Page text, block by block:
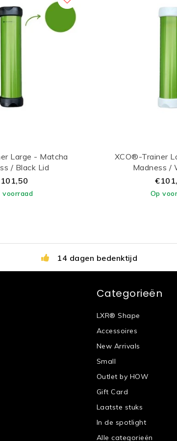
Large - Matcha
/ Black Lid
voorraad
XCO®-Trainer
Madness /
Op
14 dagen bedenktijd
Categorieën
LXR® Shape
Accessoires
New Arrivals
Small
Outlet by HOW
Gift Card
Laatste stuks
In de spotlight
Alle categorieën